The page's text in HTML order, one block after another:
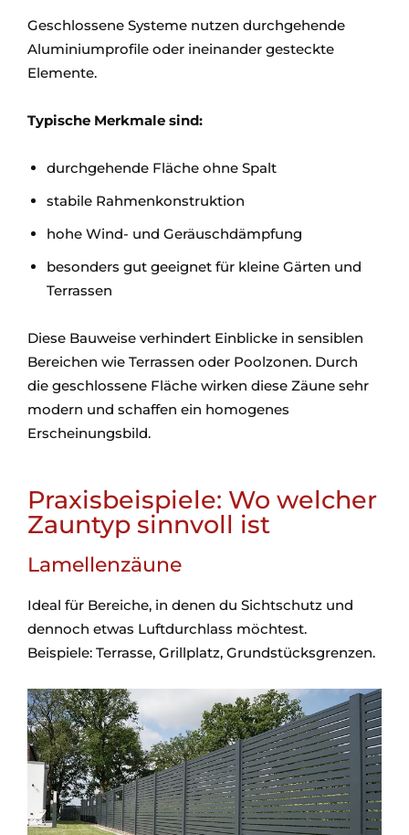
Geschlossene Systeme nutzen durchgehende
Aluminiumprofile oder ineinander gesteckte
Elemente.
Typische Merkmale sind:
durchgehende Fläche ohne Spalt
stabile Rahmenkonstruktion
hohe Wind- und Geräuschdämpfung
besonders gut geeignet für kleine Gärten und
Terrassen
Diese Bauweise verhindert Einblicke in sensiblen
Bereichen wie Terrassen oder Poolzonen. Durch
die geschlossene Fläche wirken diese Zäune sehr
modern und schaffen ein homogenes
Erscheinungsbild.
Praxisbeispiele: Wo welcher
Zauntyp sinnvoll ist
Lamellenzäune
Ideal für Bereiche, in denen du Sichtschutz und
dennoch etwas Luftdurchlass möchtest.
Beispiele: Terrasse, Grillplatz, Grundstücksgrenzen.